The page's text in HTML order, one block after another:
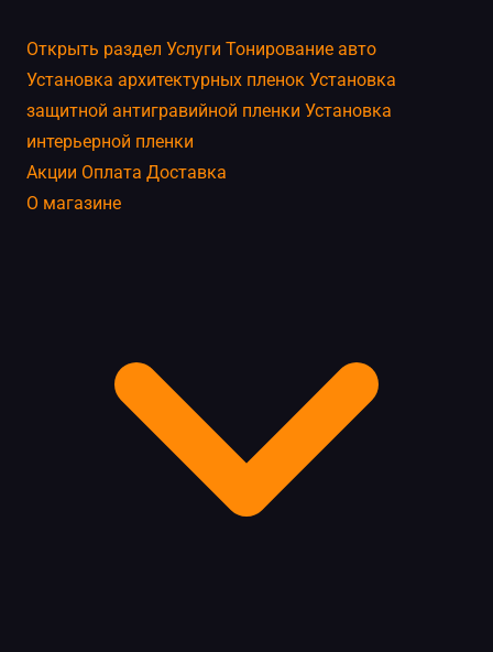
Открыть раздел Услуги Тонирование авто
Установка архитектурных пленок Установка
защитной антигравийной пленки Установка
интерьерной пленки
Акции Оплата Доставка
О магазине